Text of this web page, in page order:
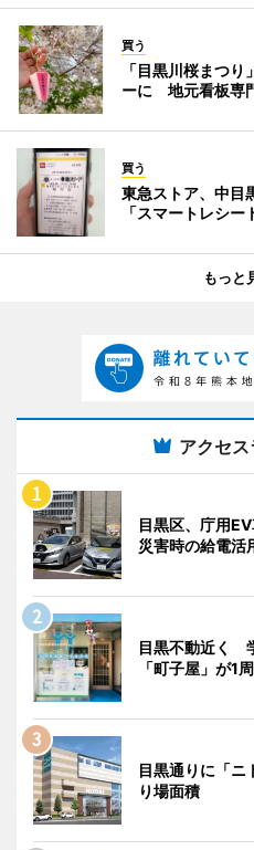
買う
「目黒川桜まつ
ーに 地元看板専
買う
東急ストア、中目
「スマートレシー
もっと
アクセ
目黒区、庁用
災害時の給電活
目黒不動近く
「町子屋」が1
目黒通りに「
り場面積